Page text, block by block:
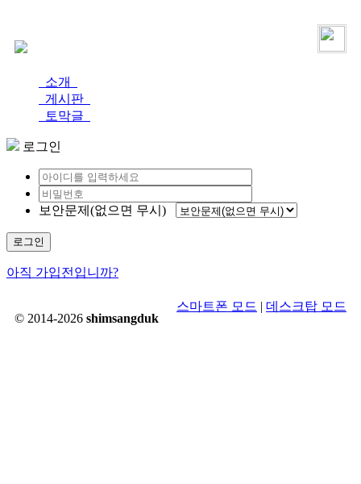
소개
게시판
토막글
로그인
보안문제(없으면 무시)
로그인
아직 가입전입니까?
© 2014-2026 shimsangduk
스마트폰 모드 | 데스크탑 모드